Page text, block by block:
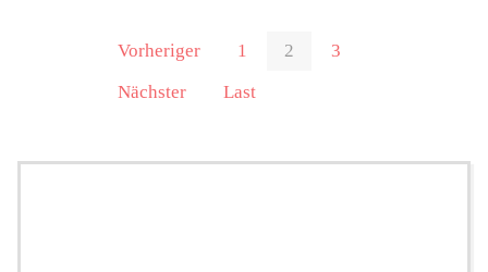
Vorheriger 1 2
3
Nächster
Last